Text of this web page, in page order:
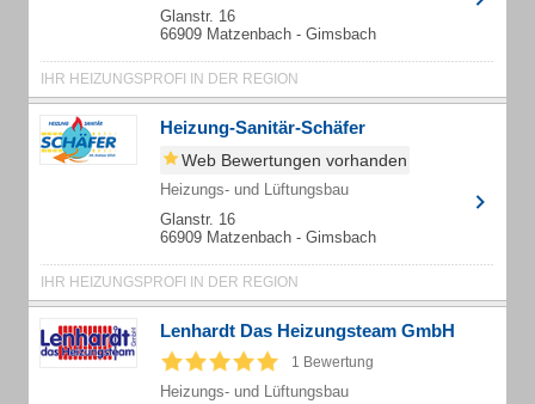
Glanstr. 16
66909 Matzenbach - Gimsbach
IHR HEIZUNGSPROFI IN DER REGION
Heizung-Sanitär-Schäfer
Web Bewertungen vorhanden
Heizungs- und Lüftungsbau
Glanstr. 16
66909 Matzenbach - Gimsbach
IHR HEIZUNGSPROFI IN DER REGION
Lenhardt Das Heizungsteam GmbH
1 Bewertung
Heizungs- und Lüftungsbau